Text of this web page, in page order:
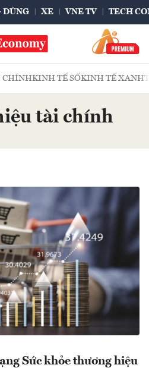
DÙNG XE VNE TV TECH
CHÍNHKINH TẾ SỐKINH TẾ XANH
tài chính
Sức khỏe thương hiệu